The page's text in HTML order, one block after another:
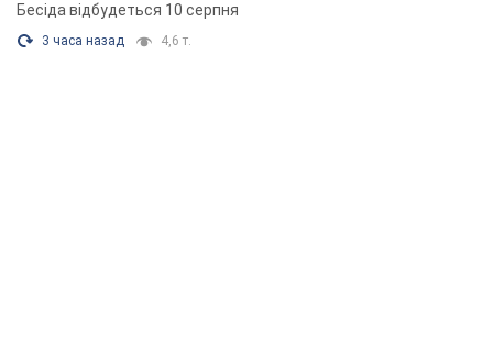
Бесіда відбудеться 10 серпня
3 часа назад 4,6 т.